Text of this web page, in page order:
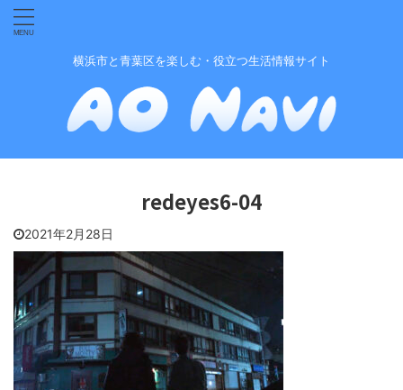
横浜市と青葉区を楽しむ・役立つ生活情報サイト
redeyes6-04
2021年2月28日